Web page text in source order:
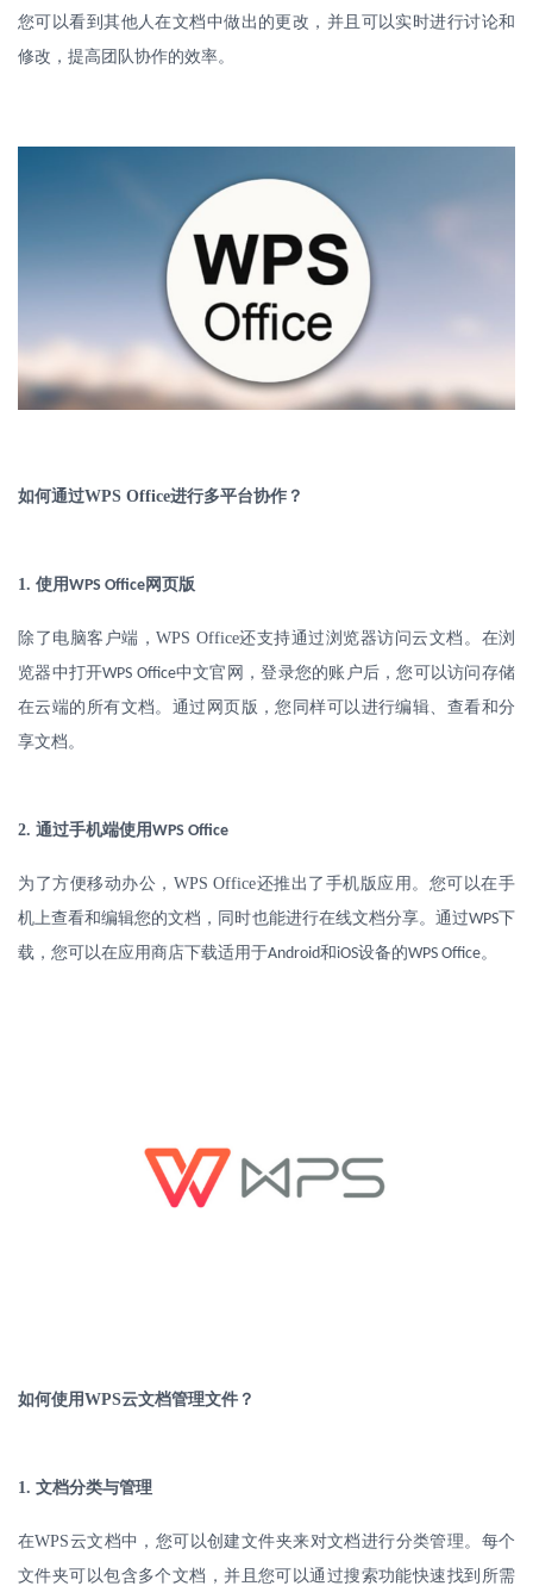
您可以看到其他人在文档中做出的更改，并且可以实时进行讨论和
修改，提高团队协作的效率。
如何通过WPS Office进行多平台协作？
1. 使用WPS Office网页版
除了电脑客户端，WPS Office还支持通过浏览器访问云文档。在浏
览器中打开WPS Office中文官网，登录您的账户后，您可以访问存储
在云端的所有文档。通过网页版，您同样可以进行编辑、查看和分
享文档。
2. 通过手机端使用WPS Office
为了方便移动办公， WPS Office还推出了手机版应用。您可以在手
机上查看和编辑您的文档，同时也能进行在线文档分享。通过WPS下
载，您可以在应用商店下载适用于Android和iOS设备的WPS Office。
如何使用WPS云文档管理文件？
1. 文档分类与管理
在WPS云文档中，您可以创建文件夹来对文档进行分类管理。每个
文件夹可以包含多个文档，并且您可以通过搜索功能快速找到所需